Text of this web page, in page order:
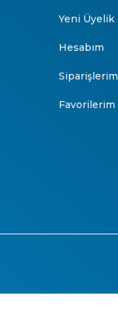
Yeni Üyelik
Hesabım
Siparişlerim
Favorilerim